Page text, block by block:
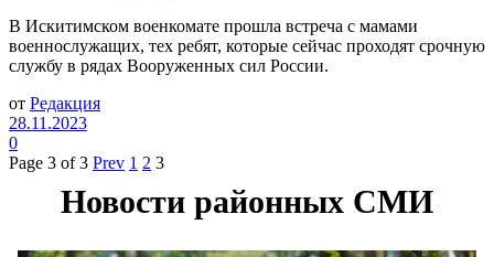
В Искитимском военкомате прошла встреча с мамами
военнослужащих, тех ребят, которые сейчас проходят срочную
службу в рядах Вооруженных сил России.
от Редакция
28.11.2023
0
Page 3 of 3 Prev 1 2 3